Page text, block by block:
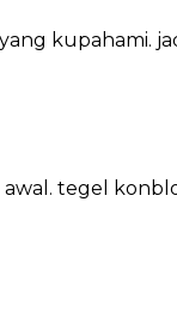
kupahami.
tegel